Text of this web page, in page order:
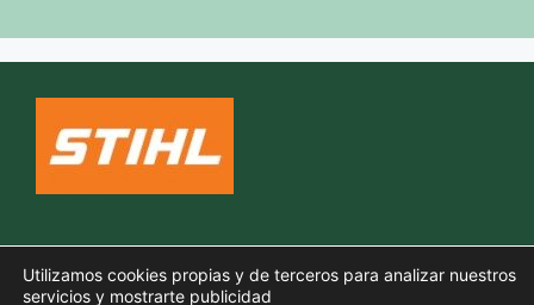
Aviso legal
Utilizamos cookies propias y de terceros para analizar nuestros
servicios y mostrarte publicidad